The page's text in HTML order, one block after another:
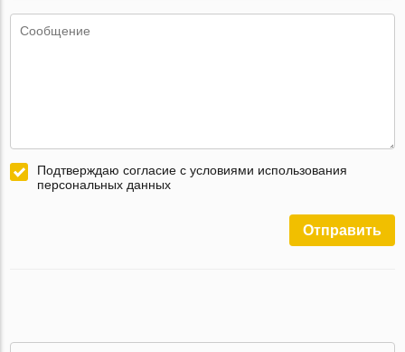
Подтверждаю согласие с условиями использования
персональных данных
Отправить